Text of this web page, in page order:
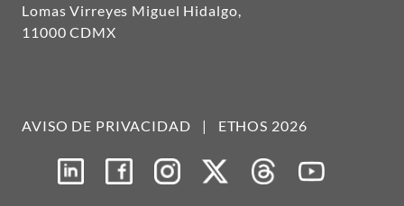
Lomas Virreyes Miguel Hidalgo,
11000 CDMX
AVISO DE PRIVACIDAD | ETHOS 2026